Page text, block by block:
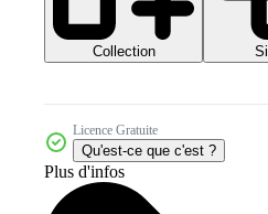
Collection
Licence Gratuite
Qu'est-ce que c'est ?
Plus d'infos